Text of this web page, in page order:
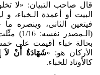
قال صاحب التبیان: «لا
البیت أو أعمدة الـخباء،
فیتعین الثانی، وینصره
بحالة خباء أقیمت علی
الأرکان هو: «شَهَادَةُ أَن لاَ
کالأوتاد للخباء.